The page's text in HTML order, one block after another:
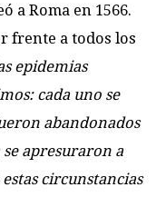
a Roma en 1566.
frente a todos los
epidemias
cada uno se
abandonados
apresuraron a
circunstancias